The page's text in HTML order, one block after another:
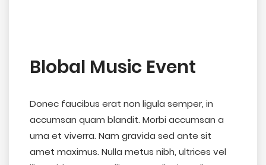
Blobal Music Event
Donec faucibus erat non ligula semper, in
accumsan quam blandit. Morbi accumsan a
urna et viverra. Nam gravida sed ante sit
amet maximus. Nulla metus nibh, ultrices vel